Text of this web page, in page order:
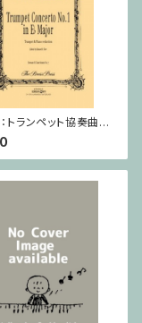
トランペット協奏曲第1
/トランペット・ピア